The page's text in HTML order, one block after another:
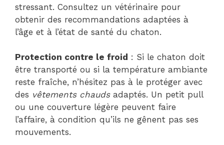
stressant. Consultez un vétérinaire pour
obtenir des recommandations adaptées à
l’âge et à l’état de santé du chaton.
Protection contre le froid : Si le chaton doit
être transporté ou si la température ambiante
reste fraîche, n’hésitez pas à le protéger avec
des vêtements chaudsadaptés. Un petit pull
ou une couverture légère peuvent faire
l’affaire, à condition qu’ils ne gênent pas ses
mouvements.